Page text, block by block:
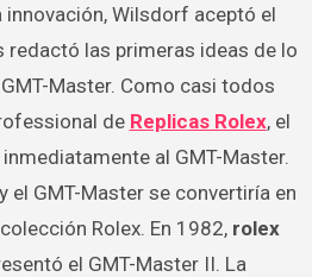
Wilsdorf aceptó el
redactó las primeras ideas de lo
Master. Como casi todos
de Replicas Rolex, el
al GMT-Master.
el GMT-Master se convertiría en
Rolex. En 1982, rolex
el GMT-Master II. La